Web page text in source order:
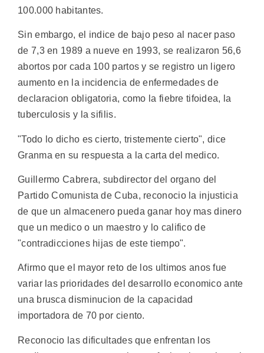
100.000 habitantes.
Sin embargo, el indice de bajo peso al nacer paso
de 7,3 en 1989 a nueve en 1993, se realizaron 56,6
abortos por cada 100 partos y se registro un ligero
aumento en la incidencia de enfermedades de
declaracion obligatoria, como la fiebre tifoidea, la
tuberculosis y la sifilis.
"Todo lo dicho es cierto, tristemente cierto", dice
Granma en su respuesta a la carta del medico.
Guillermo Cabrera, subdirector del organo del
Partido Comunista de Cuba, reconocio la injusticia
de que un almacenero pueda ganar hoy mas dinero
que un medico o un maestro y lo califico de
"contradicciones hijas de este tiempo".
Afirmo que el mayor reto de los ultimos anos fue
variar las prioridades del desarrollo economico ante
una brusca disminucion de la capacidad
importadora de 70 por ciento.
Reconocio las dificultades que enfrentan los